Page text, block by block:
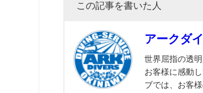
この記事を書いた人
アークダ
世界屈指の透
お客様に感動
ブでは、お客